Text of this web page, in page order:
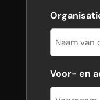
Voor- en